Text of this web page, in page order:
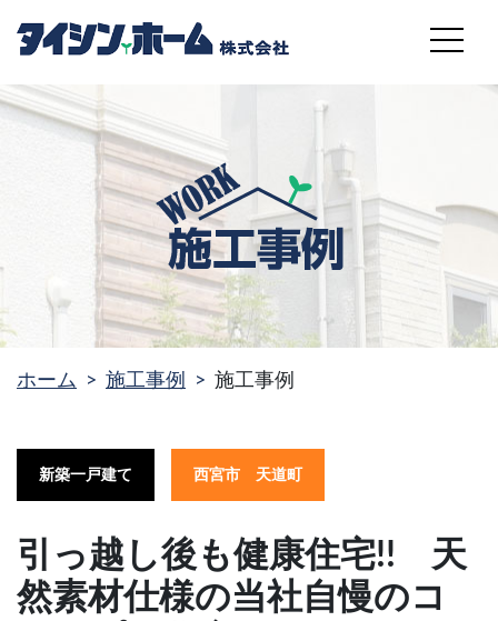
MENU
ホーム 施工事例 施工事例
新築一戸建て 西宮市 天道町
引っ越し後も健康住宅!! 天
然素材仕様の当社自慢のコ